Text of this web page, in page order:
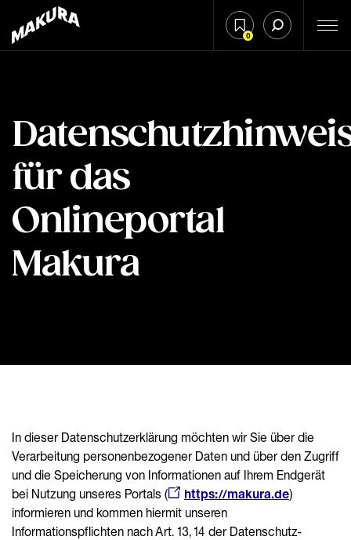
0
für das
Onlineportal
Makura
In dieser Datenschutzerklärung möchten wir Sie über die
Verarbeitung personenbezogener Daten und über den Zugriff
und die Speicherung von Informationen auf Ihrem Endgerät
bei Nutzung unseres Portals (
https://makura.de)
informieren und kommen hiermit unseren
Informationspflichten nach Art. 13, 14 der Datenschutz-